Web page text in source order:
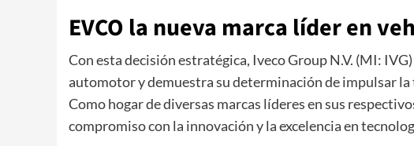
EVCO la nueva marca líder en
Con esta decisión estratégica, Iveco Group N.V. (MI:
automotor y demuestra su determinación de impulsar
Como hogar de diversas marcas líderes en sus
compromiso con la innovación y la excelencia en